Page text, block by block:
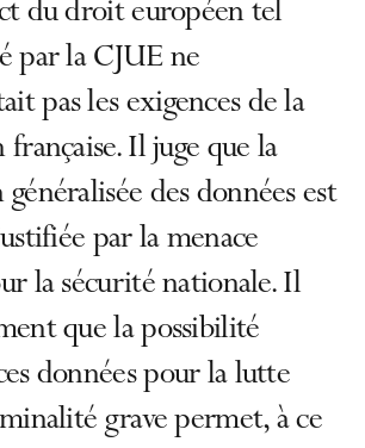
du droit européen tel
par la CJUE ne
pas les exigences de la
Il juge que la
des données est
par la menace
la sécurité nationale. Il
que la possibilité
données pour la lutte
grave permet, à ce